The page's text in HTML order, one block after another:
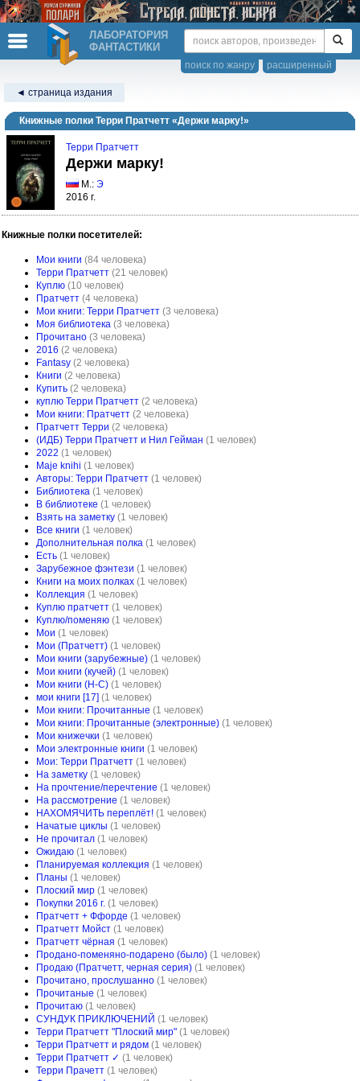
ЛАБОРАТОРИЯ
ФАНТАСТИКИ
расширенный
поиск по жанру
◄ страница издания
Книжные полки Терри Пратчетт «Держи марку!»
Терри Пратчетт
Держи марку!
М.: Э
2016 г.
Книжные полки посетителей:
Мои книги (84 человека)
Терри Пратчетт (21 человек)
Куплю (10 человек)
Пратчетт (4 человека)
Мои книги: Терри Пратчетт (3 человека)
Моя библиотека (3 человека)
Прочитано (3 человека)
2016 (2 человека)
Fantasy (2 человека)
Книги (2 человека)
Купить (2 человека)
куплю Терри Пратчетт (2 человека)
Мои книги: Пратчетт (2 человека)
Пратчетт Терри (2 человека)
(ИДБ) Терри Пратчетт и Нил Гейман (1 человек)
2022 (1 человек)
Maje knihi (1 человек)
Авторы: Терри Пратчетт (1 человек)
Библиотека (1 человек)
В библиотеке (1 человек)
Взять на заметку (1 человек)
Все книги (1 человек)
Дополнительная полка (1 человек)
Есть (1 человек)
Зарубежное фэнтези (1 человек)
Книги на моих полках (1 человек)
Коллекция (1 человек)
Куплю пратчетт (1 человек)
Куплю/поменяю (1 человек)
Мои (1 человек)
Мои (Пратчетт) (1 человек)
Мои книги (зарубежные) (1 человек)
Мои книги (кучей) (1 человек)
Мои книги (Н-С) (1 человек)
мои книги [17] (1 человек)
Мои книги: Прочитанные (1 человек)
Мои книги: Прочитанные (электронные) (1 человек)
Мои книжечки (1 человек)
Мои электронные книги (1 человек)
Мои: Терри Пратчетт (1 человек)
На заметку (1 человек)
На прочтение/перечтение (1 человек)
На рассмотрение (1 человек)
НАХОМЯЧИТЬ переплёт! (1 человек)
Начатые циклы (1 человек)
Не прочитал (1 человек)
Ожидаю (1 человек)
Планируемая коллекция (1 человек)
Планы (1 человек)
Плоский мир (1 человек)
Покупки 2016 г. (1 человек)
Пратчетт + Ффорде (1 человек)
Пратчетт Мойст (1 человек)
Пратчетт чёрная (1 человек)
Продано-поменяно-подарено (было) (1 человек)
Продаю (Пратчетт, черная серия) (1 человек)
Прочитано, прослушанно (1 человек)
Прочитаные (1 человек)
Прочитаю (1 человек)
СУНДУК ПРИКЛЮЧЕНИЙ (1 человек)
Терри Пратчетт "Плоский мир" (1 человек)
Терри Пратчетт и рядом (1 человек)
Терри Пратчетт ✓ (1 человек)
Терри Прачетт (1 человек)